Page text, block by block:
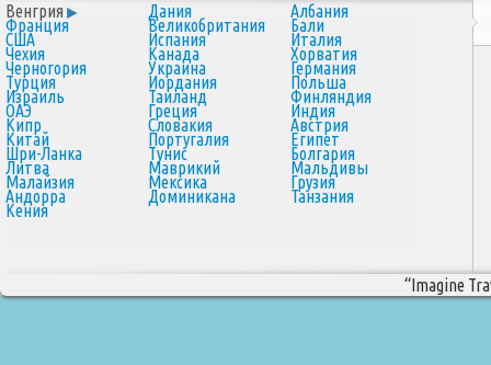
Венгрия Дания Албания
Франция Великобритания Бали
США Испания Италия
Чехия Канада Хорватия
Черногория Украина Германия
Турция Иордания Польша
Израиль Таиланд Финляндия
ОАЭ Греция Индия
Кипр Словакия Австрия
Китай Португалия Египет
Шри-Ланка Тунис Болгария
Литва Маврикий Мальдивы
Малайзия Мексика Грузия
Андорра Доминикана Танзания
Кения
“Imagine